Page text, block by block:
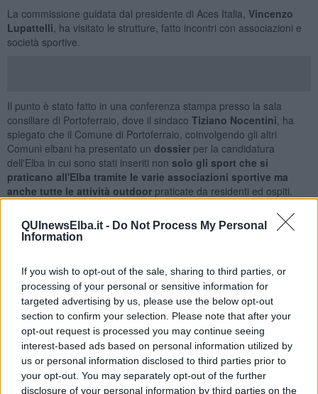
QUInewsElba.it - Do Not Process My Personal
Information
If you wish to opt-out of the sale, sharing to third parties, or
processing of your personal or sensitive information for
targeted advertising by us, please use the below opt-out
section to confirm your selection. Please note that after your
opt-out request is processed you may continue seeing
interest-based ads based on personal information utilized by
us or personal information disclosed to third parties prior to
your opt-out. You may separately opt-out of the further
disclosure of your personal information by third parties on the
La commissione guidata dal presidente di Aces Italia, Vincenzo
Lupattelli , ha visitato le strutture, fatto incontri con associazioni e
società sportive.
Il punto è stato fatto in una conferenza stampa presso la sala
consiliare di Portoferraio, dove il sindaco Tiziano Nocentini , ha
spiegato che il Comune di Portoferraio, coinvolgendo gli altri
Comuni elbani ha presentato un dossierper la candidatura
dell'Elba in cui sono stati inseriti non solo gli sport che si
praticano all'Elba tramite le varie associazioni sportive ma
anche tutte le attività outdoorpraticate da residenti ed ospiti.
Nocentini ha poi aggiunto che l'amministrazione comunale sta
valutando l'idea di una nuova piscina comprensoriale, senza
dismettere quella esistente.
è esteso a vari livelli.
Obiettivo del titolo diIsola Europea dello Sport èpromuovere e
aumentare l'attività fisica e la pratica sportiva come fonte di
benessere, ha evidenziato il presidente di Aces Italia, che ha
parlato di 12 azioni previste dal regolamento. Ogni località che
ottiene il titolo viene poi inserita in un catalogo mondiale
delle buone pratiche per le attività realizzate.
Dopo le verifiche del dossier e dopo la visita sul posto, il presidente